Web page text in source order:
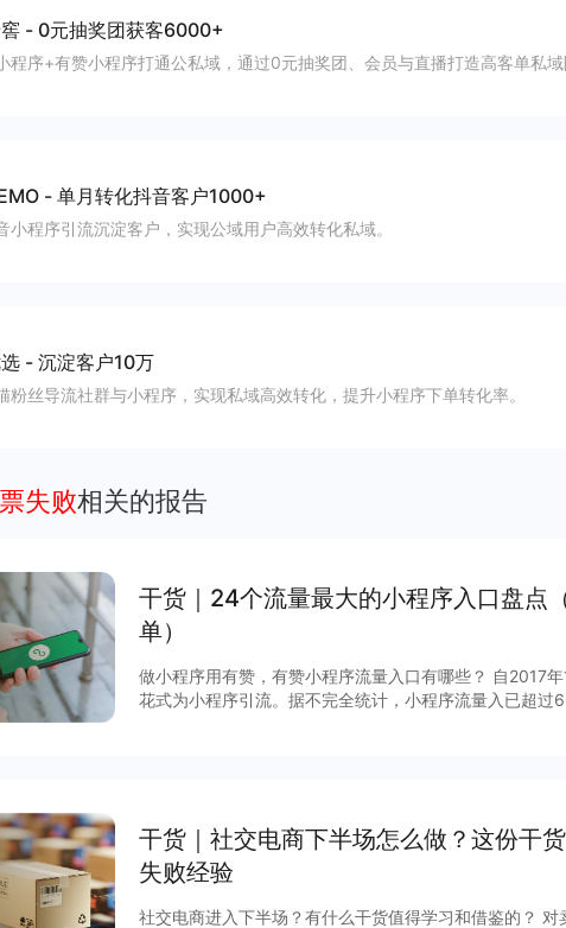
- 0元抽奖团获客6000+
程序+有赞小程序打通公私域，通过0元抽奖团、会员与直播打造高客单私
- 单月转化抖音客户1000+
小程序引流沉淀客户，实现公域用户高效转化私域。
- 沉淀客户10万
粉丝导流社群与小程序，实现私域高效转化，提升小程序下单转化率。
失败相关的报告
干货｜24个流量最大的小程序入口盘点
单）
做小程序用有赞，有赞小程序流量入口有哪些？ 自2017
花式为小程序引流。据不完全统计，小程序流量入已超过
干货｜社交电商下半场怎么做？这份干
失败经验
社交电商进入下半场？有什么干货值得学习和借鉴的？ 对卖家而言，社交电商的爆发让一大批